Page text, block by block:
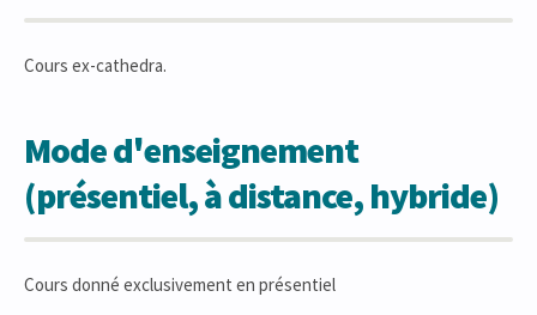
Cours ex-cathedra.
Mode d'enseignement
(présentiel, à distance, hybride)
Cours donné exclusivement en présentiel